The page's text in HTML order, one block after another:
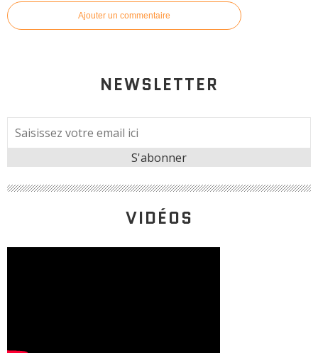
Ajouter un commentaire
NEWSLETTER
VIDÉOS